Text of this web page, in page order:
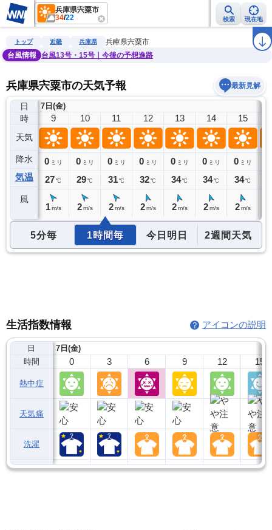
兵庫県宍粟市
34/22 検索 現在地
雨雲レーダー 台風情報 地震情報 ラ
トップ 近畿 兵庫県
兵庫県宍粟市
台風情報
台風13号・15号｜今後の予想進路
兵庫県宍粟市の天気予報 最新見解
日
時
天気
降水
気温
風
7日(金)
8
0ミリ
25℃
9
0 ミリ
27℃
1 m/s
10
0 ミリ
29℃
2 m/s
11
0 ミリ
31℃
2 m/s
12
0 ミリ
32℃
2 m/s
13
0 ミリ
34℃
2 m/s
14
0 ミリ
34℃
2 m/s
15
0 ミリ
34℃
2 m/s
5分毎 1時間毎 今日明日 2週間天気
生活指数情報 アイコンの説明
日
時間
熱中症
天気痛
洗濯
7日(金)
0 3 6 9 12 15